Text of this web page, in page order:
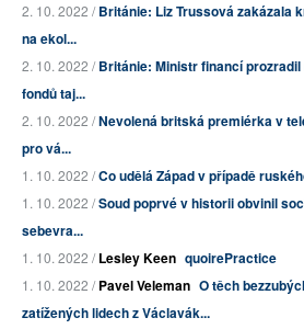
2. 10. 2022 /Británie: Liz Trussová zakázala
na ekol...
2. 10. 2022 /Británie: Ministr financí
fondů taj...
2. 10. 2022 /Nevolená britská premiérka v
pro vá...
1. 10. 2022 /Co udělá Západ v případě
1. 10. 2022 /Soud poprvé v historii obvinil
sebevra...
1. 10. 2022 /Lesley Keen quoirePractice
1. 10. 2022 /Pavel Veleman O těch
zatížených lidech z Václavák...